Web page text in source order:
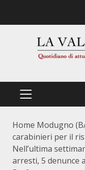
PRIMÄRES
Home Modugno
carabinieri per il
Nell’ultima
arresti, 5 denunce